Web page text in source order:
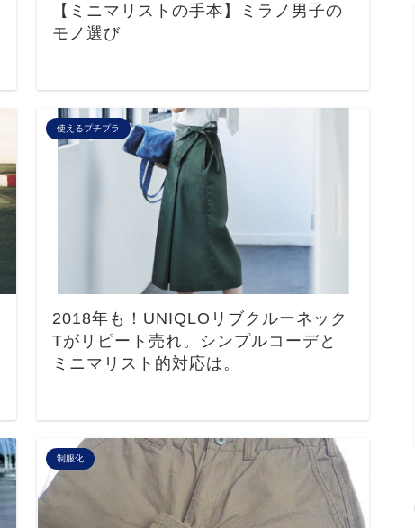
【ミニマリストの手本】ミラノ男子の
モノ選び
使えるプチプラ
2018年も！UNIQLOリブクルーネック
Tがリピート売れ。シンプルコーデと
ミニマリスト的対応は。
制服化